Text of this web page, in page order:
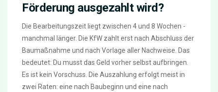
Förderung ausgezahlt wird?
Die Bearbeitungszeit liegt zwischen 4 und 8 Wochen -
manchmal länger. Die KfW zahlt erst nach Abschluss der
Baumaßnahme und nach Vorlage aller Nachweise. Das
bedeutet: Du musst das Geld vorher selbst aufbringen.
Es ist kein Vorschuss. Die Auszahlung erfolgt meist in
zwei Raten: eine nach Baubeginn und eine nach